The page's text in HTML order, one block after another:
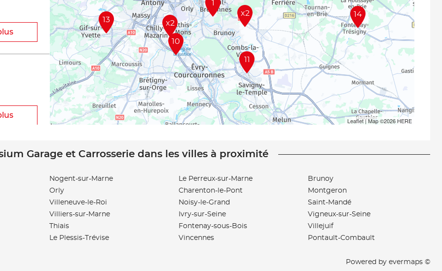
14
13
11
10
x2
1
x2
Leaflet| Map ©2026HERE
Garage et Carrosserie dans les villes à proximité
Nogent-sur-Marne
Orly
Villeneuve-le-Roi
Villiers-sur-Marne
Thiais
Le Plessis-Trévise
Le Perreux-sur-Marne
Charenton-le-Pont
Noisy-le-Grand
Ivry-sur-Seine
Fontenay-sous-Bois
Vincennes
Brunoy
Montgeron
Saint-Mandé
Vigneux-sur-Seine
Villejuif
Pontault-Combault
Powered by evermaps ©